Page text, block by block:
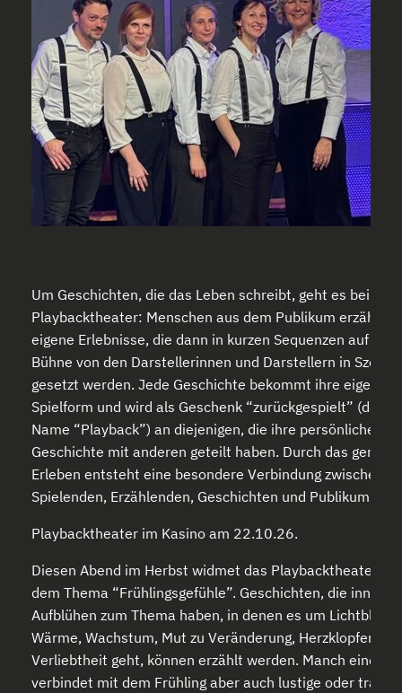
Um Geschichten, die das Leben schreibt, geht es beim
Playbacktheater: Menschen aus dem Publikum erzählen
eigene Erlebnisse, die dann in kurzen Sequenzen auf der
Bühne von den Darstellerinnen und Darstellern in Szene
gesetzt werden. Jede Geschichte bekommt ihre eigene
Spielform und wird als Geschenk “zurückgespielt”
Name “Playback”) an diejenigen, die ihre persönliche
Geschichte mit anderen geteilt haben. Durch das
Erleben entsteht eine besondere Verbindung zwischen
Spielenden, Erzählenden, Geschichten und Publikum.
Playbacktheater im Kasino am 22.10.26.
Diesen Abend im Herbst widmet das Playbacktheater
dem Thema “Frühlingsgefühle”. Geschichten, die
Aufblühen zum Thema haben, in denen es um Lichtblicke,
Wärme, Wachstum, Mut zu Veränderung, Herzklopfen
Verliebtheit geht, können erzählt werden. Manch einer
verbindet mit dem Frühling aber auch lustige oder